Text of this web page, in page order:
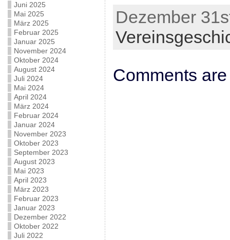
Juni 2025
Mai 2025
März 2025
Februar 2025
Januar 2025
November 2024
Oktober 2024
August 2024
Juli 2024
Mai 2024
April 2024
März 2024
Februar 2024
Januar 2024
November 2023
Oktober 2023
September 2023
August 2023
Mai 2023
April 2023
März 2023
Februar 2023
Januar 2023
Dezember 2022
Oktober 2022
Juli 2022
Dezember
Comments